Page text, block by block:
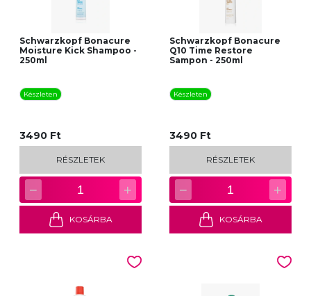
Schwarzkopf Bonacure
Moisture Kick Shampoo -
250ml
Készleten
3490 Ft
RÉSZLETEK
− 1 +
KOSÁRBA
Schwarzkopf Bonacure
Q10 Time Restore
Sampon - 250ml
Készleten
3490 Ft
RÉSZLETEK
− 1 +
KOSÁRBA